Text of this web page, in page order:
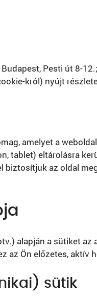
Pesti út 8-
król) nyújt
amelyet a
tablet) eltárolásra
biztosítjuk az oldal
alapján a sütiket
az Ön előzetes, aktív
sütik